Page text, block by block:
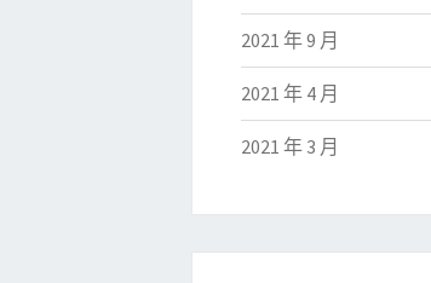
2021 年 9 月
2021 年 4 月
2021 年 3 月